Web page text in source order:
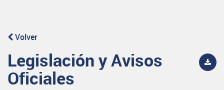
Volver
Legislación y Avisos
Oficiales